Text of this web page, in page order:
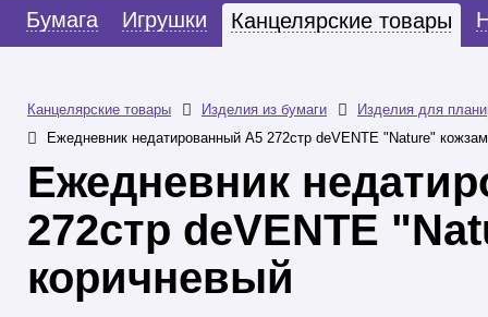
Бумага Игрушки Канцелярские товары
Канцелярские товары Изделия из бумаги
Изделия для
Ежедневник недатированный А5 272стр deVENTE "Nature"
Ежедневник
272стр deVENTE
коричневый